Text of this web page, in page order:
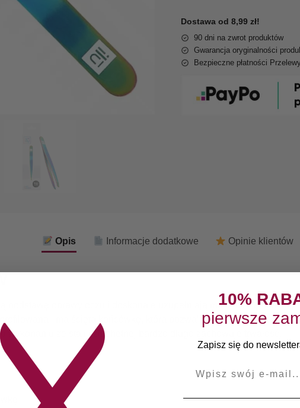
Dostawa od 8,99 zł!
90 dni na zwrot produktów
Gwarancja oryginalności
Bezpieczne płatności
Opis Informacje dodatkowe Opinie klientów
podstawę oprawy oczu i doskonale uzupełniają makijaż. Pęseta ilū
i ma ściętą końcówkę, która pozwala chwycić nawet
ze stali szlachetnej bardzo długo zachowuje trwałość.
10%
pierwsze
Zapisz się do